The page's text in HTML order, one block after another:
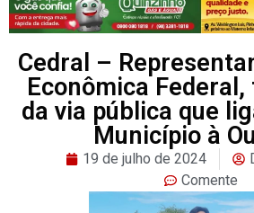
Cedral –
Econômica
da via pública que
Município à
19 de julho de 2024
Comente